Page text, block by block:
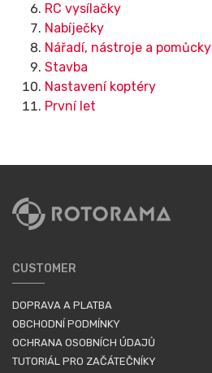
RC vysílačky
Nabíječky
Nářadí, nástroje a pomůcky
Stavba
Nastavení koptéry
První let
CUSTOMER
DOPRAVA A PLATBA
OBCHODNÍ PODMÍNKY
OCHRANA OSOBNÍCH ÚDAJŮ
TUTORIÁL PRO ZAČÁTEČNÍKY